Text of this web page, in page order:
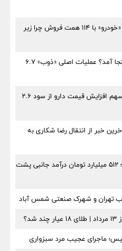
زیان ۲۲.۵ همتی ایران‌خودرو؛ «خودرو» با ۱۱۴ همت فروش چرا زیر
سود ۲.۴ همتی ذوب‌آهن از کجا آمد؟ عملیات اصلی «ذوب» ۶.۷
سود ددانا ۲۳۲٪ جهش کرد؛ سهم افزایش قیمت دارو از سود ۲.۶
خبر از انتقال رضا شکاری به
سود سقاین ۴۶۶٪ جهش کرد؛ ۵۱۲ میلیارد تومان درآمد جانبی پشت
تهران و شهرک صنعتی شمس آباد
ماجرای عجیب مرد سبزواری